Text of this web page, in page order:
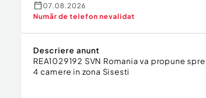
07.08.2026
Număr de telefon nevalidat
Descriere anunt
REA1029192 SVN Romania va propune
4 camere in zona Sisesti